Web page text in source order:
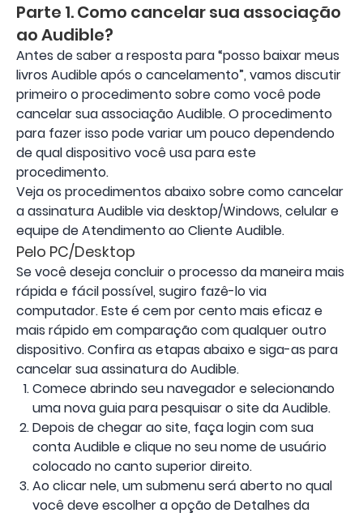
Parte 1. Como cancelar sua associação
ao Audible?
Antes de saber a resposta para “posso baixar meus
livros Audible após o cancelamento”, vamos discutir
primeiro o procedimento sobre como você pode
cancelar sua associação Audible. O procedimento
para fazer isso pode variar um pouco dependendo
de qual dispositivo você usa para este
procedimento.
Veja os procedimentos abaixo sobre como cancelar
a assinatura Audible via desktop/Windows, celular e
equipe de Atendimento ao Cliente Audible.
Pelo PC/Desktop
Se você deseja concluir o processo da maneira mais
rápida e fácil possível, sugiro fazê-lo via
computador. Este é cem por cento mais eficaz e
mais rápido em comparação com qualquer outro
dispositivo. Confira as etapas abaixo e siga-as para
cancelar sua assinatura do Audible.
Comece abrindo seu navegador e selecionando
uma nova guia para pesquisar o site da Audible.
Depois de chegar ao site, faça login com sua
conta Audible e clique no seu nome de usuário
colocado no canto superior direito.
Ao clicar nele, um submenu será aberto no qual
você deve escolher a opção de Detalhes da